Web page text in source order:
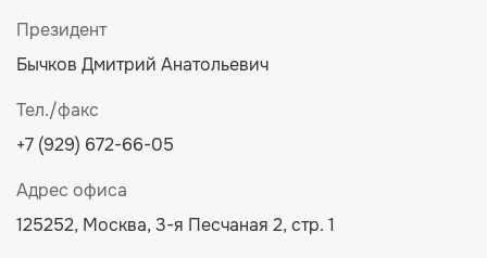
Президент
Бычков Дмитрий Анатольевич
Тел./факс
+7 (929) 672-66-05
Адрес офиса
125252, Москва, 3-я Песчаная 2, стр. 1